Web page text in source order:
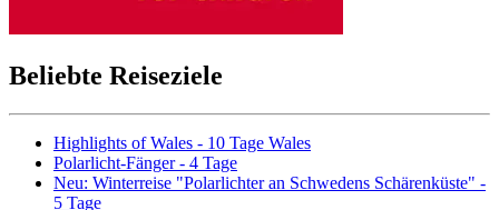
Beliebte Reiseziele
Highlights of Wales - 10 Tage Wales
Polarlicht-Fänger - 4 Tage
Neu: Winterreise "Polarlichter an Schwedens Schärenküste" -
5 Tage